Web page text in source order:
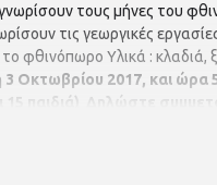
τους μήνες του
τις γεωργικές
το φθινόπωρο Υλικά :
3 Οκτωβρίου 2017, και ώρα
παιδιά)
Δηλώστε